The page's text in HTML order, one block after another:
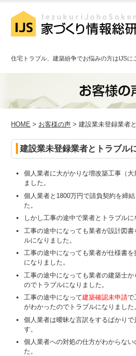
住宅トラブル、建築紛争でお悩みの方はIJSに
HOME > お客様の声 > 建設業未登録業者
建設業未登録業者とトラブル
個人業者に大がかりな増改築工事（
ました。
個人業者と1800万円で請負契約を締
た。
しかし工事の途中で業者とトラブルに
工事の途中になっても業者が設計図
ルになりました。
工事の途中になっても業者が仕様書
になりました。
工事の途中になっても業者の建築士
のでトラブルになりました。
工事の途中になって建築確認未申請で
がわかったのでトラブルになりました
個人業者は曖昧な言訳をするばかりで
す。
個人業者への対処の仕方がわからな
た。